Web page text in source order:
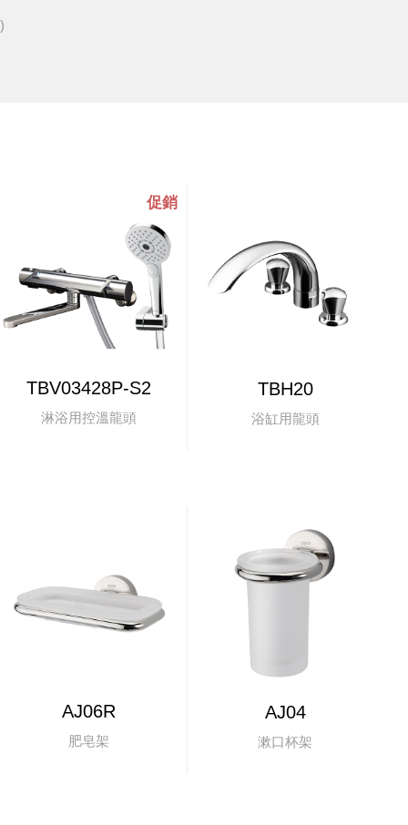
TBV03428P-S2
淋浴用控溫龍頭
TBH20
浴缸用龍頭
AJ06R
肥皂架
AJ04
漱口杯架